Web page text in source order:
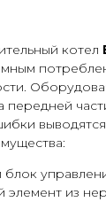
котел
передней
блок
элемент из